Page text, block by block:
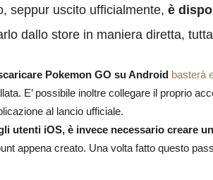
seppur uscito ufficialmente, è
dallo store in maniera diretta,
Pokemon GO su Android basterà
E’ possibile inoltre collegare il proprio
al lancio ufficiale.
utenti iOS, è invece necessario creare
appena creato. Una volta fatto questo